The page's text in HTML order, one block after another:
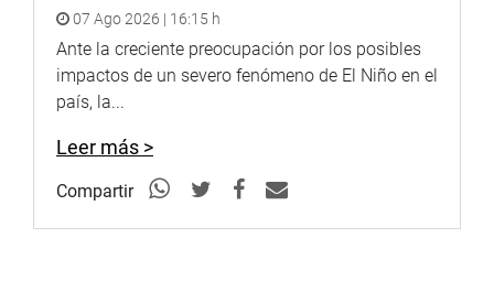
07 Ago 2026 | 16:15 h
Ante la creciente preocupación por los posibles
impactos de un severo fenómeno de El Niño en el
país, la...
Leer más >
Compartir